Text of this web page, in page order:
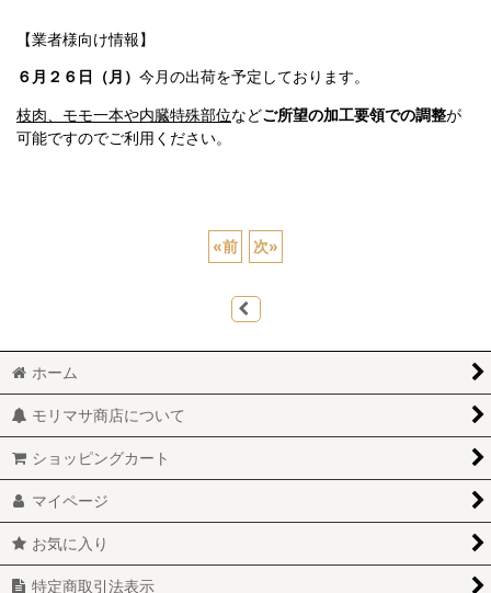
【業者様向け情報】
６月２６日（月） 今月の出荷を予定しております。
枝肉、モモ一本や内臓特殊部位などご所望の加工要領での調整が
可能ですのでご利用ください。
«前 次»
ホーム
モリマサ商店について
ショッピングカート
マイページ
お気に入り
特定商取引法表示